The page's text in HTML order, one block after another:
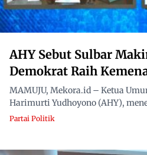
AHY Sebut Sulbar
Demokrat Raih
MAMUJU, Mekora.id – Ketua
Harimurti Yudhoyono (AHY),
Partai Politik